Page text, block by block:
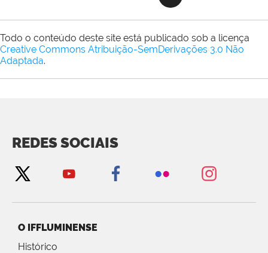
Todo o conteúdo deste site está publicado sob a licença
Creative Commons Atribuição-SemDerivações 3.0 Não
Adaptada.
REDES SOCIAIS
O IFFLUMINENSE
Histórico